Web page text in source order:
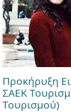
Προκήρυξη
ΣΑΕΚ
Τουρισμού)